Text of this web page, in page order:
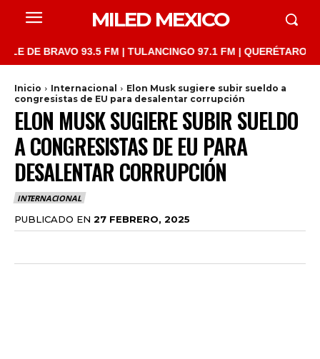
MILED MEXICO
BRAVO 93.5 FM | TULANCINGO 97.1 FM | QUERÉTARO
Inicio Internacional
Elon Musk sugiere subir sueldo a
congresistas de EU para desalentar corrupción
ELON MUSK SUGIERE SUBIR SUELDO
A CONGRESISTAS DE EU PARA
DESALENTAR CORRUPCIÓN
INTERNACIONAL
PUBLICADO EN 27 FEBRERO, 2025